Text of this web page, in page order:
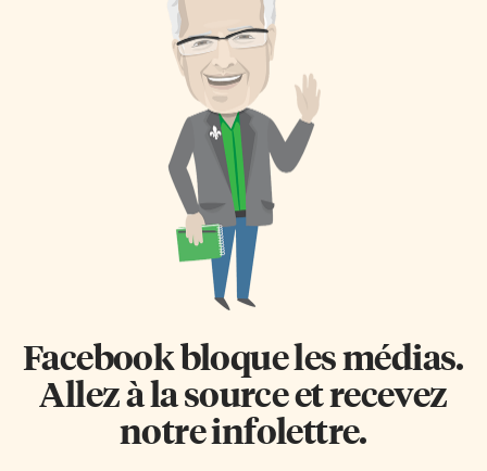
Facebook bloque les médias.
Allez à la source et recevez
notre infolettre.